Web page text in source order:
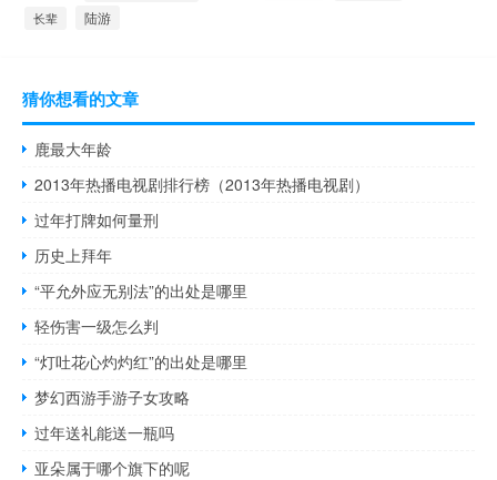
长辈 陆游
猜你想看的文章
鹿最大年龄
2013年热播电视剧排行榜（2013年热播电视剧）
过年打牌如何量刑
历史上拜年
“平允外应无别法”的出处是哪里
轻伤害一级怎么判
“灯吐花心灼灼红”的出处是哪里
梦幻西游手游子女攻略
过年送礼能送一瓶吗
亚朵属于哪个旗下的呢